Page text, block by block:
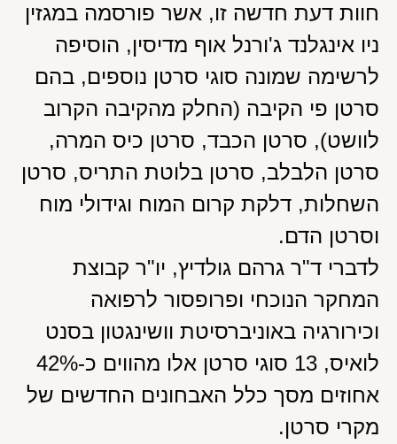
חוות דעת חדשה זו, אשר פורסמה במגזין
ניו אינגלנד ג'ורנל אוף מדיסין, הוסיפה
לרשימה שמונה סוגי סרטן נוספים, בהם
סרטן פי הקיבה (החלק מהקיבה הקרוב
לוושט), סרטן הכבד, סרטן כיס המרה,
סרטן הלבלב, סרטן בלוטת התריס, סרטן
השחלות, דלקת קרום המוח וגידולי מוח
וסרטן הדם.
לדברי ד"ר גרהם גולדיץ, יו"ר קבוצת
המחקר הנוכחי ופרופסור לרפואה
וכירורגיה באוניברסיטת וושינגטון בסנט
לואיס, 13 סוגי סרטן אלו מהווים כ-42%
אחוזים מסך כלל האבחונים החדשים של
מקרי סרטן.